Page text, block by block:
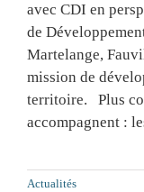
avec CDI en
de
Martelange,
mission de
territoire. Plus
accompagnent :
Actualités